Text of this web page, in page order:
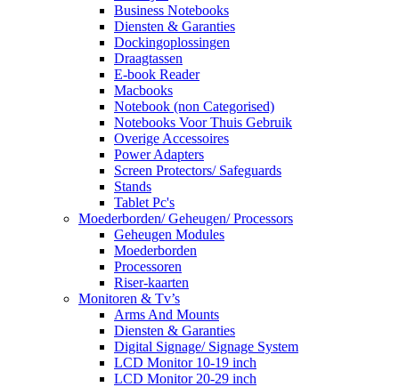
Business Notebooks
Diensten & Garanties
Dockingoplossingen
Draagtassen
E-book Reader
Macbooks
Notebook (non Categorised)
Notebooks Voor Thuis Gebruik
Overige Accessoires
Power Adapters
Screen Protectors/ Safeguards
Stands
Tablet Pc's
Moederborden/ Geheugen/ Processors
Geheugen Modules
Moederborden
Processoren
Riser-kaarten
Monitoren & Tv’s
Arms And Mounts
Diensten & Garanties
Digital Signage/ Signage System
LCD Monitor 10-19 inch
LCD Monitor 20-29 inch